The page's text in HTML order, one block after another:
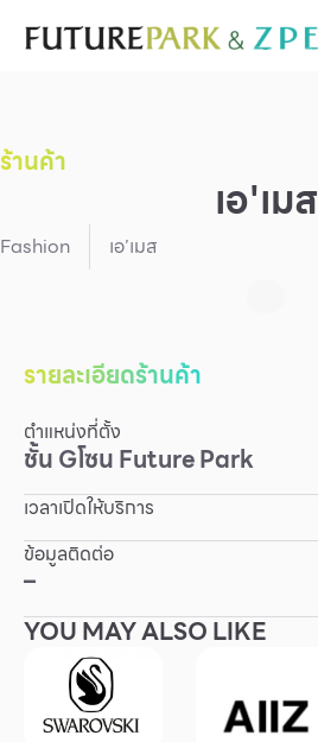
Cosmetic
Fashion
Food
Gold & Jewelry
IT
Mobile
Other
School
Service
ร้านค้า
เอ'เมส
Fashion เอ’เมส
รายละเอียดร้านค้า
ตำแหน่งที่ตั้ง
ชั้นGโซนFuture Park
เวลาเปิดให้บริการ
ข้อมูลติดต่อ
–
YOU MAY ALSO LIKE